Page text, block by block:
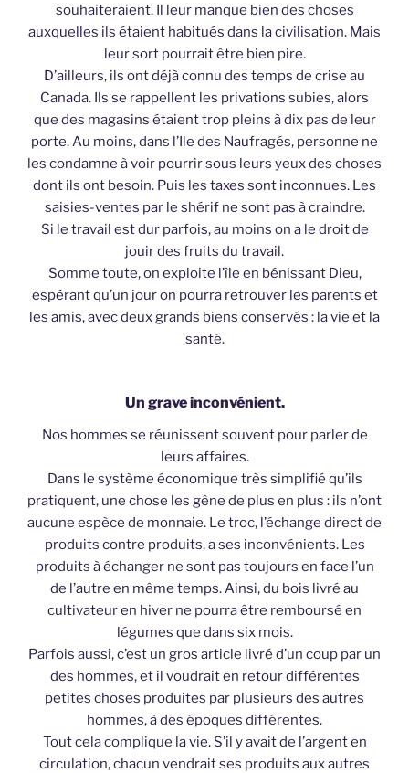
souhaiteraient. Il leur manque bien des choses
auxquelles ils étaient habitués dans la civilisation. Mais
leur sort pourrait être bien pire.
D’ailleurs, ils ont déjà connu des temps de crise au
Canada. Ils se rappellent les privations subies, alors
que des magasins étaient trop pleins à dix pas de leur
porte. Au moins, dans l’Ile des Naufragés, personne ne
les condamne à voir pourrir sous leurs yeux des choses
dont ils ont besoin. Puis les taxes sont inconnues. Les
saisies-ventes par le shérif ne sont pas à craindre.
Si le travail est dur parfois, au moins on a le droit de
jouir des fruits du travail.
Somme toute, on exploite l’île en bénissant Dieu,
espérant qu’un jour on pourra retrouver les parents et
les amis, avec deux grands biens conservés : la vie et la
santé.
Un grave inconvénient.
Nos hommes se réunissent souvent pour parler de
leurs affaires.
Dans le système économique très simplifié qu’ils
pratiquent, une chose les gêne de plus en plus : ils n’ont
aucune espèce de monnaie. Le troc, l’échange direct de
produits contre produits, a ses inconvénients. Les
produits à échanger ne sont pas toujours en face l’un
de l’autre en même temps. Ainsi, du bois livré au
cultivateur en hiver ne pourra être remboursé en
légumes que dans six mois.
Parfois aussi, c’est un gros article livré d’un coup par un
des hommes, et il voudrait en retour différentes
petites choses produites par plusieurs des autres
hommes, à des époques différentes.
Tout cela complique la vie. S’il y avait de l’argent en
circulation, chacun vendrait ses produits aux autres